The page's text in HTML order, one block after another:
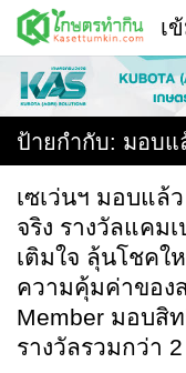
Skip
content
พืช
หน้าแรก
แวดวงเกษตร
ใคร ทำอะไร ที่ไหน
สถานีข่าววันนี้
เ
ป้ายกำกับ: มอบแ
เซเว่นฯ มอบแล้
จริง รางวัลแคมเ
เติมใจ ลุ้นโชคใ
ความคุ้มค่าของ
Member มอบสิ
รางวัลรวมกว่า